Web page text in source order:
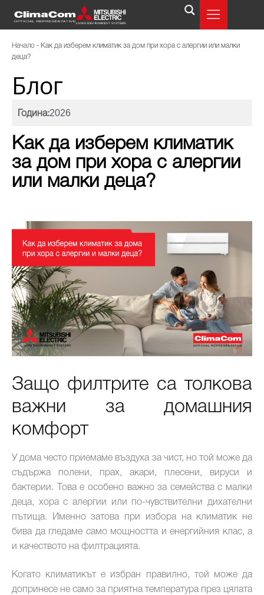
Начало - Как да изберем климатик за дом при хора с алергии или малки
деца?
Блог
Година:2026
Как да изберем климатик
за дом при хора с алергии
или малки деца?
Защо филтрите са толкова
важни за домашния
комфорт
У дома често приемаме въздуха за чист, но той може да
съдържа полени, прах, акари, плесени, вируси и
бактерии. Това е особено важно за семейства с малки
деца, хора с алергии или по-чувствителни дихателни
пътища. Именно затова при избора на климатик не
бива да гледаме само мощността и енергийния клас, а
и качеството на филтрацията.
Когато климатикът е избран правилно, той може да
допринесе не само за приятна температура през цялата